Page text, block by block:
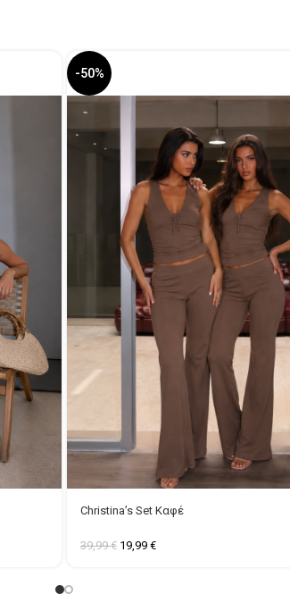
-50%
Christina’s Set Καφέ
39,99€ 19,99 €